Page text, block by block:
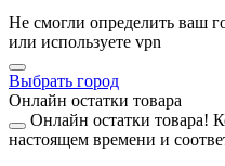
Не смогли определить ваш
или используете vpn
Выбрать город
Онлайн остатки товара
Онлайн остатки товара!
настоящем времени и